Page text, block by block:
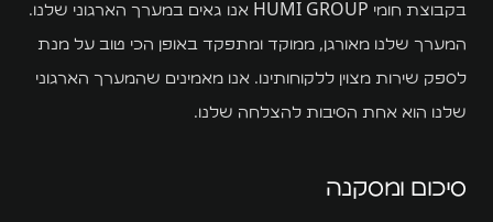
בקבוצת חומי HUMI GROUP אנו גאים במערך הארגוני שלנו.
המערך שלנו מאורגן, ממוקד ומתפקד באופן הכי טוב על מנת
לספק שירות מצוין ללקוחותינו. אנו מאמינים שהמערך הארגוני
שלנו הוא אחת הסיבות להצלחה שלנו.
סיכום ומסקנה